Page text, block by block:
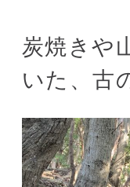
炭焼きや
いた、古